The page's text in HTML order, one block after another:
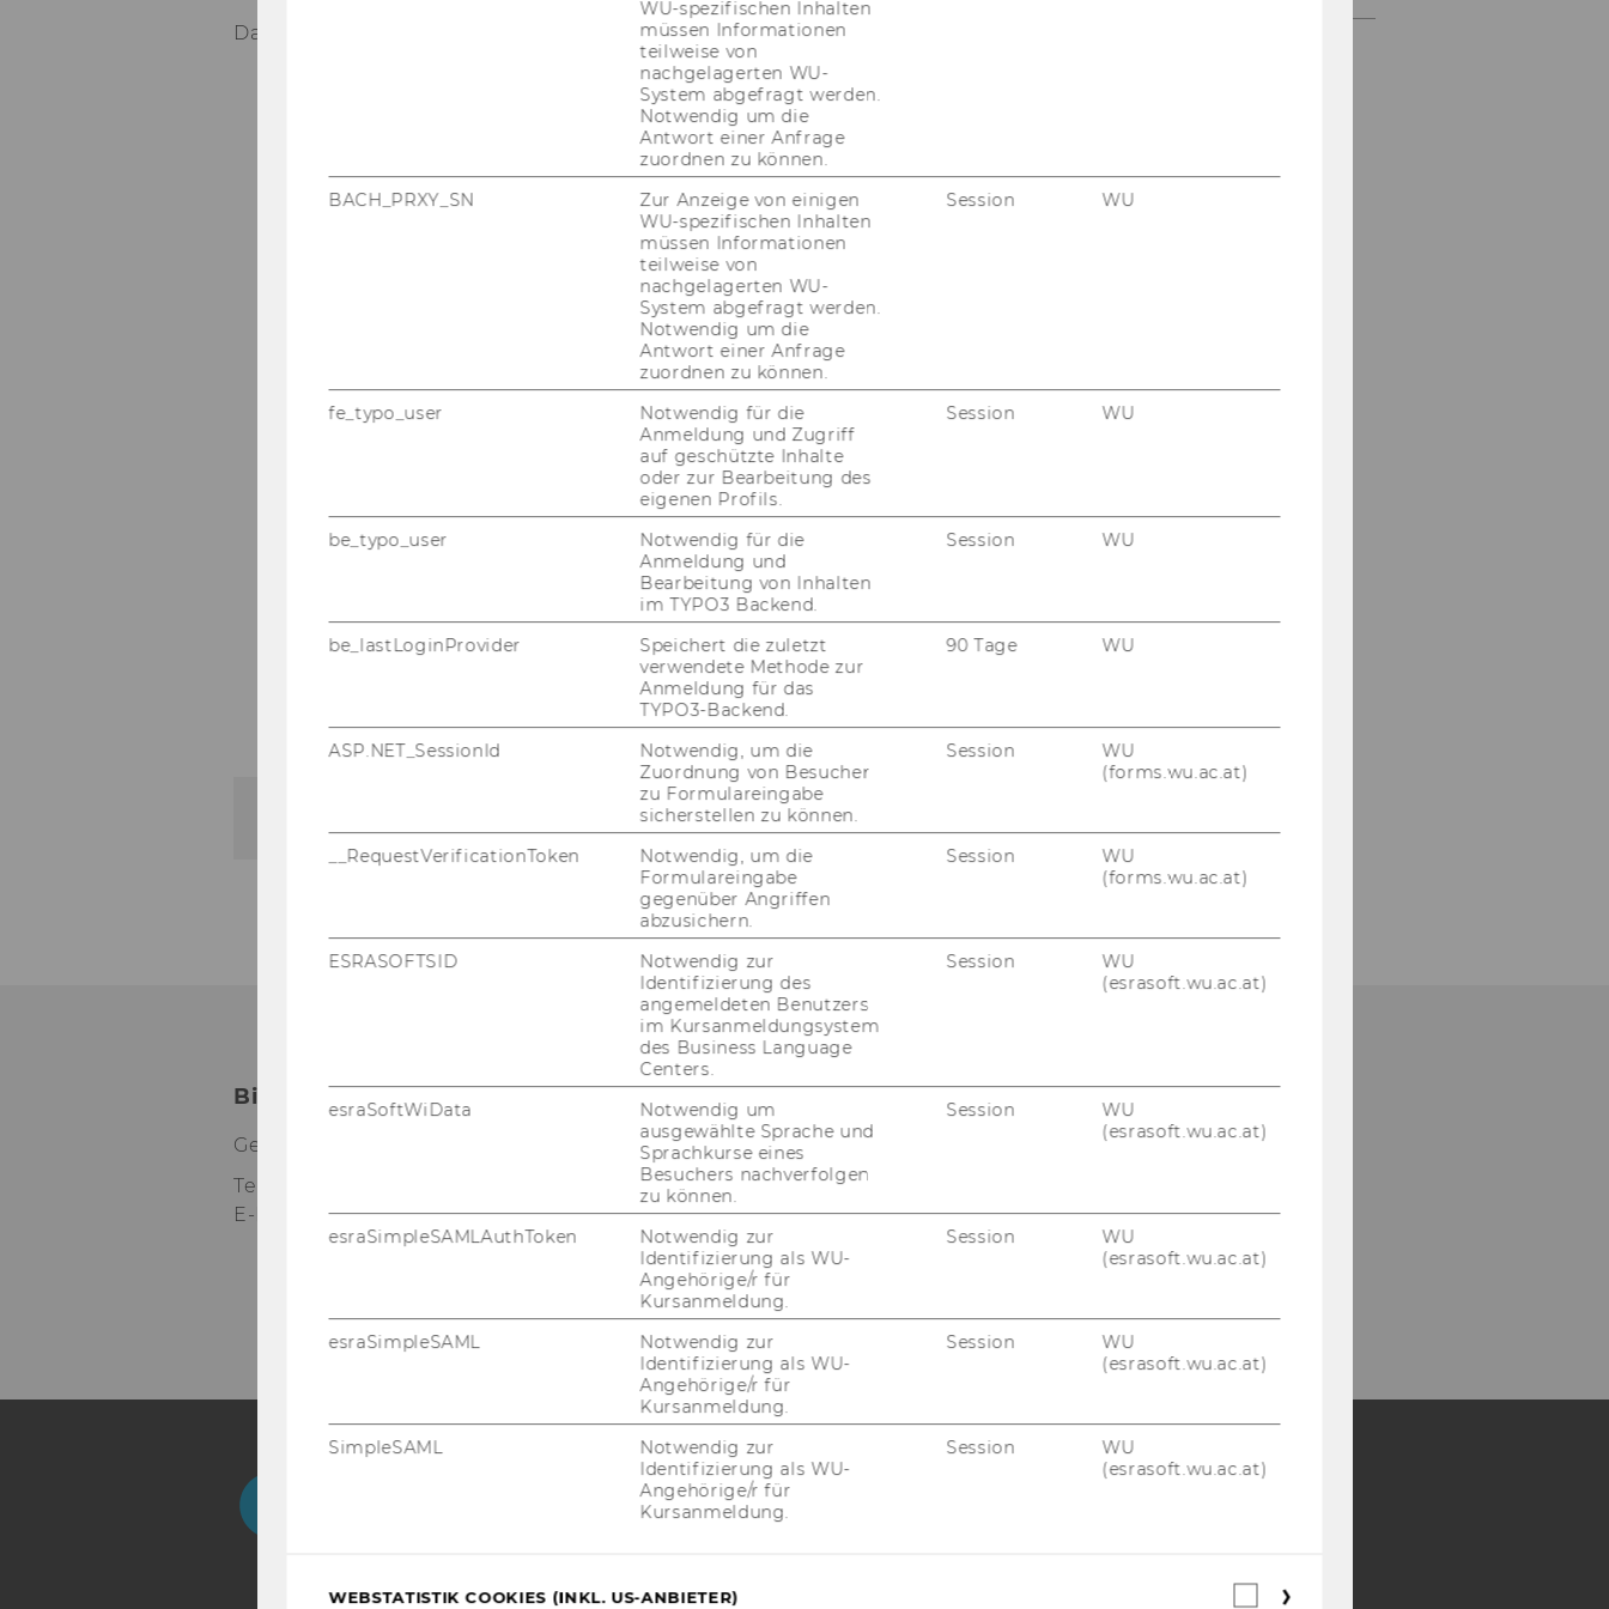
Das Duden-​Paket um­fasst fol­gen­de Titel:
Das Stil­wör­ter­buch
Das Wör­ter­buch sprach­li­cher Zwei­fels­fäl­le
Re­de­wen­dun­gen
Gro­ßes Wör­ter­buch der deut­schen Spra­che
Wör­ter­buch der Ab­kür­zun­gen
Fa­mi­li­en­na­men - Her­kunft und Be­deu­tung
Das Wör­ter­buch me­di­zi­ni­scher Fach­aus­drü­cke
Bibliotheksinformation (Fragen zur Recherche)
Gebäude LC - Bibliothekszentrum - Ebene 1
Tel:
E-Mail:
bibliothek@wu.ac.at
Bibliotheksempfang
(Entlehnung,
Bibliothekszentrum - Ebene 1
+43 1 31336-4929
NewsletterBluesky
WU-spezifischen Inhalten
müssen Informationen
teilweise von
nachgelagerten WU-
System abgefragt werden.
Notwendig um die
Antwort einer Anfrage
zuordnen zu können.
BACH_PRXY_SN
Zur Anzeige von einigen
WU-spezifischen Inhalten
müssen Informationen
teilweise von
nachgelagerten WU-
System abgefragt werden.
Notwendig um die
Antwort einer Anfrage
zuordnen zu können.
Session WU
fe_typo_user
Notwendig für die
Anmeldung und Zugriff
auf geschützte Inhalte
oder zur Bearbeitung des
eigenen Profils.
Session WU
be_typo_user
Notwendig für die
Anmeldung und
Bearbeitung von Inhalten
im TYPO3 Backend.
Session WU
be_lastLoginProvider
Speichert die zuletzt
verwendete Methode zur
Anmeldung für das
TYPO3-Backend.
90 Tage WU
ASP.NET_SessionId
Notwendig, um die
Zuordnung von Besucher
zu Formulareingabe
sicherstellen zu können.
Session
WU
(forms.wu.ac.at)
__RequestVerificationToken
Notwendig, um die
Formulareingabe
gegenüber Angriffen
abzusichern.
Session
WU
(forms.wu.ac.at)
ESRASOFTSID
Notwendig zur
Identifizierung des
angemeldeten Benutzers
im Kursanmeldungsystem
des Business Language
Centers.
Session
WU
(esrasoft.wu.ac.at)
esraSoftWiData
Notwendig um
ausgewählte Sprache und
Sprachkurse eines
Besuchers nachverfolgen
zu können.
Session
WU
(esrasoft.wu.ac.at)
esraSimpleSAMLAuthToken
Notwendig zur
Identifizierung als WU-
Angehörige/r für
Kursanmeldung.
Session
WU
(esrasoft.wu.ac.at)
esraSimpleSAML
Notwendig zur
Identifizierung als WU-
Angehörige/r für
Kursanmeldung.
Session
WU
(esrasoft.wu.ac.at)
SimpleSAML
Notwendig zur
Identifizierung als WU-
Angehörige/r für
Kursanmeldung.
Session
WU
(esrasoft.wu.ac.at)
WEBSTATISTIK COOKIES (INKL. US-ANBIETER)
Webstatistik